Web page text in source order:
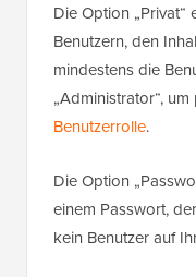
Die Option
Benutzern, den
mindestens die
„Administrator“,
Benutzerrolle.
Die Option
einem Passwort,
kein Benutzer auf